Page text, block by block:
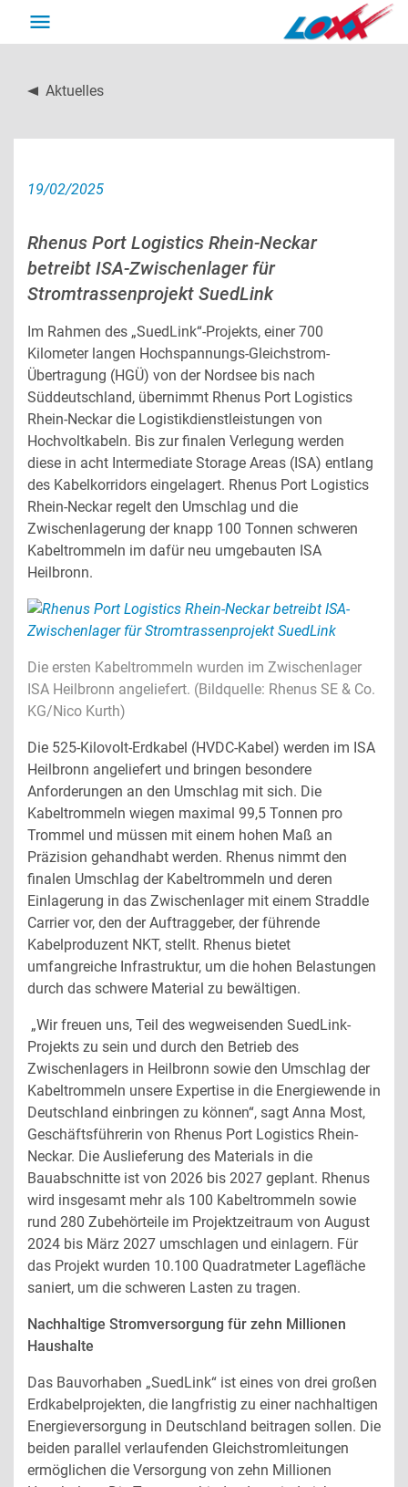
DE
Truck transport
Special transport
Rail transport
Sea and air transport
Transport related warehousing
Industries
Additional services
Customs handling
About us
Corporate policy
Sustainability
Apprenticeship
Aktuelles
19/02/2025
Rhenus Port Logistics Rhein-Neckar
betreibt ISA-Zwischenlager für
Stromtrassenprojekt SuedLink
Im Rahmen des „SuedLink“-Projekts, einer 700
Kilometer langen Hochspannungs-Gleichstrom-
Übertragung (HGÜ) von der Nordsee bis nach
Süddeutschland, übernimmt Rhenus Port Logistics
Rhein-Neckar die Logistikdienstleistungen von
Hochvoltkabeln. Bis zur finalen Verlegung werden
diese in acht Intermediate Storage Areas (ISA) entlang
des Kabelkorridors eingelagert. Rhenus Port Logistics
Rhein-Neckar regelt den Umschlag und die
Zwischenlagerung der knapp 100 Tonnen schweren
Kabeltrommeln im dafür neu umgebauten ISA
Heilbronn.
Die ersten Kabeltrommeln wurden im Zwischenlager
ISA Heilbronn angeliefert. (Bildquelle: Rhenus SE & Co.
KG/Nico Kurth)
Die 525-Kilovolt-Erdkabel (HVDC-Kabel) werden im ISA
Heilbronn angeliefert und bringen besondere
Anforderungen an den Umschlag mit sich. Die
Kabeltrommeln wiegen maximal 99,5 Tonnen pro
Trommel und müssen mit einem hohen Maß an
Präzision gehandhabt werden. Rhenus nimmt den
finalen Umschlag der Kabeltrommeln und deren
Einlagerung in das Zwischenlager mit einem Straddle
Carrier vor, den der Auftraggeber, der führende
Kabelproduzent NKT, stellt. Rhenus bietet
umfangreiche Infrastruktur, um die hohen Belastungen
durch das schwere Material zu bewältigen.
„Wir freuen uns, Teil des wegweisenden SuedLink-
Projekts zu sein und durch den Betrieb des
Zwischenlagers in Heilbronn sowie den Umschlag der
Kabeltrommeln unsere Expertise in die Energiewende in
Deutschland einbringen zu können“, sagt Anna Most,
Geschäftsführerin von Rhenus Port Logistics Rhein-
Neckar. Die Auslieferung des Materials in die
Bauabschnitte ist von 2026 bis 2027 geplant. Rhenus
wird insgesamt mehr als 100 Kabeltrommeln sowie
rund 280 Zubehörteile im Projektzeitraum von August
2024 bis März 2027 umschlagen und einlagern. Für
das Projekt wurden 10.100 Quadratmeter Lagefläche
saniert, um die schweren Lasten zu tragen.
Nachhaltige Stromversorgung für zehn Millionen
Haushalte
Das Bauvorhaben „SuedLink“ ist eines von drei großen
Erdkabelprojekten, die langfristig zu einer nachhaltigen
Energieversorgung in Deutschland beitragen sollen. Die
beiden parallel verlaufenden Gleichstromleitungen
ermöglichen die Versorgung von zehn Millionen